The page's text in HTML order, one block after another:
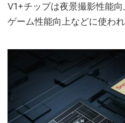
V1+チップは夜景撮影性能
ゲーム性能向上などに使われ